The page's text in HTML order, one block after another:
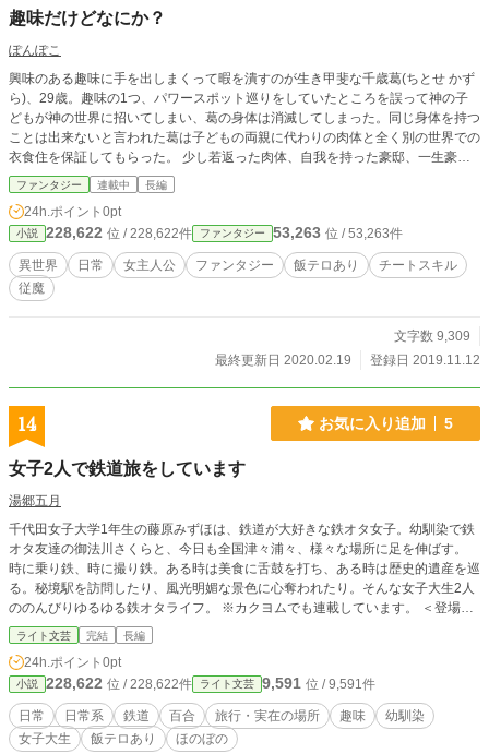
趣味だけどなにか？
ぽんぽこ
興味のある趣味に手を出しまくって暇を潰すのが生き甲斐な千歳葛(ちとせ かず
ら)、29歳。趣味の1つ、パワースポット巡りをしていたところを誤って神の子
どもが神の世界に招いてしまい、葛の身体は消滅してしまった。同じ身体を持つ
ことは出来ないと言われた葛は子どもの両親に代わりの肉体と全く別の世界での
衣食住を保証してもらった。 少し若返った肉体、自我を持った豪邸、一生豪遊
しても使い果たせない財産、趣味に基づいたスキルなど、何不自由ない暮らしを
約束された葛だが、彼女は今まで通り趣味に没頭するのみ。 そんな葛の前に1人
の幼女が現れ、葛の静寂な時間が終わりを告げた…。 チートだろうがお構いな
し、冷めきった思考の女が異世界で静かに暴れまわる。
ファンタジー 連載中 長編
24h.ポイント 0pt
小説 228,622 位 / 228,622件 ファンタジー 53,263 位 / 53,263件
異世界 日常 女主人公 ファンタジー 飯テロあり
チートスキル
従魔
文字数 9,309
最終更新日 2020.02.19
登録日 2019.11.12
14 お気に入り追加 5
女子2人で鉄道旅をしています
湯郷五月
千代田女子大学1年生の藤原みずほは、鉄道が大好きな鉄オタ女子。幼馴染で鉄
オタ友達の御法川さくらと、今日も全国津々浦々、様々な場所に足を伸ばす。
時に乗り鉄、時に撮り鉄。ある時は美食に舌鼓を打ち、ある時は歴史的遺産を巡
る。秘境駅を訪問したり、風光明媚な景色に心奪われたり。そんな女子大生2人
ののんびりゆるゆる鉄オタライフ。 ※カクヨムでも連載しています。 ＜登場人
物紹介＞ 藤原みずほ（ふじわら・みずほ） 千代田女子大学文学部1年生。本作
の主人公。鉄道と歴史が好きな鉄オタ女子兼歴女。幼い頃に幼馴染のさくらの影
響で鉄道沼にハマることに。さくらが引っ越してからはソロでの鉄オタ活動がメ
インだった。 御法川さくら（みのりかわ・さくら） 千代田女子大学法学部1年
生。みずほの幼馴染で大親友。父親の影響で鉄道にハマり、みずほも沼に落とす
ことに。小学校を卒業するタイミングで引っ越してしまい、それ以降みずほとは
疎遠になっていた。 ※この物語はフィクションです。作中に登場する地名、人
ライト文芸 完結 長編
24h.ポイント 0pt
小説 228,622 位 / 228,622件 ライト文芸 9,591 位 / 9,591件
日常 日常系 鉄道 百合 旅行・実在の場所 趣味
幼馴染
女子大生
飯テロあり ほのぼの